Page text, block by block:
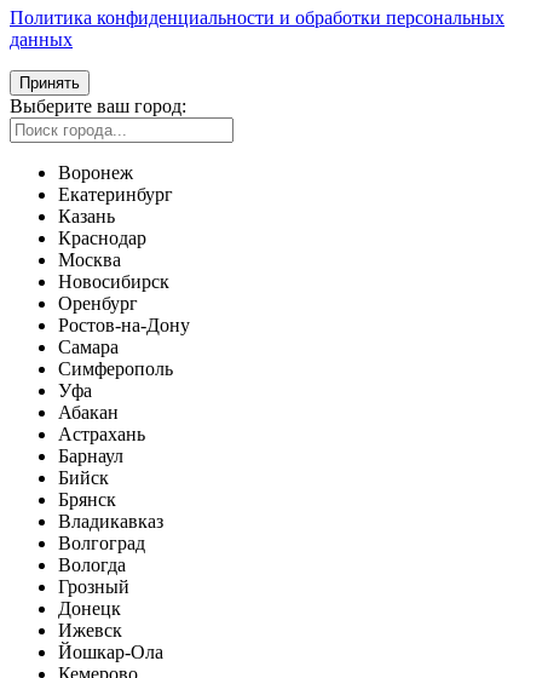
Политика конфиденциальности и обработки персональных
данных
Принять
Выберите ваш город:
Воронеж
Екатеринбург
Казань
Краснодар
Москва
Новосибирск
Оренбург
Ростов-на-Дону
Самара
Симферополь
Уфа
Абакан
Астрахань
Барнаул
Бийск
Брянск
Владикавказ
Волгоград
Вологда
Грозный
Донецк
Ижевск
Йошкар-Ола
Кемерово